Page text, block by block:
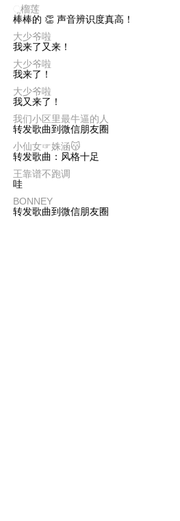
ૢ榴莲
棒棒的 👏 声音辨识度真高！
大少爷啦
我来了又来！
大少爷啦
我来了！
大少爷啦
我又来了！
我们小区里最牛逼的人
转发歌曲到微信朋友圈
小仙女☞姝涵😽
转发歌曲：风格十足
王靠谱不跑调
哇
BONNEY
转发歌曲到微信朋友圈